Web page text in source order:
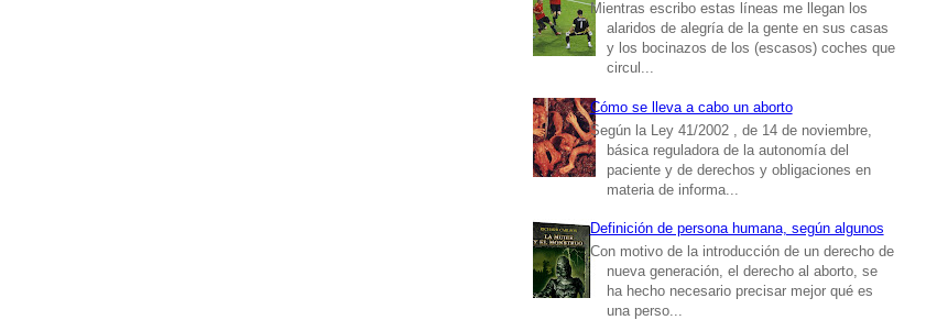
Mientras escribo estas líneas me llegan los
alaridos de alegría de la gente en sus casas
y los bocinazos de los (escasos) coches que
circul...
Cómo se lleva a cabo un aborto
Según la Ley 41/2002 , de 14 de noviembre,
básica reguladora de la autonomía del
paciente y de derechos y obligaciones en
materia de informa...
Definición de persona humana, según algunos
Con motivo de la introducción de un derecho de
nueva generación, el derecho al aborto, se
ha hecho necesario precisar mejor qué es
una perso...